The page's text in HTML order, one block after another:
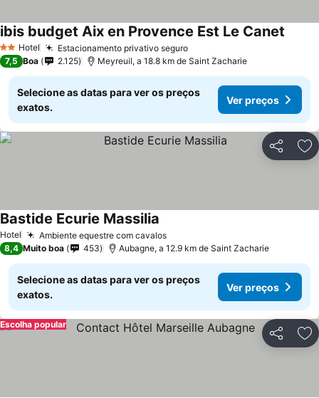
2 Estrelas
Hotel Estacionamento privativo seguroVer preços
ibis budget Aix en Provence Est Le Canet
7,5 Boa 2.125 Meyreuil, a 18.8 km de Saint Zacharie
Selecione as datas para ver os preços
exatos.
Ver preços
Partilhar
Hotel Ambiente equestre com cavalosVer preços
Bastide Ecurie Massilia
8,4 Muito boa 453 Aubagne, a 12.9 km de Saint Zacharie
Selecione as datas para ver os preços
exatos.
Ver preços
Partilhar
Escolha popular